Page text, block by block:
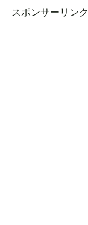
スポンサーリンク